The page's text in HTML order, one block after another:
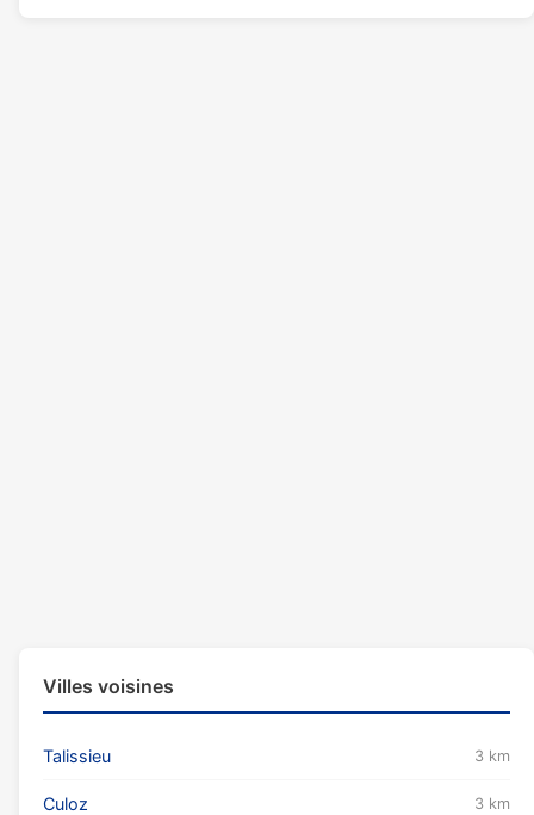
Villes voisines
Talissieu 3 km
Culoz 3 km